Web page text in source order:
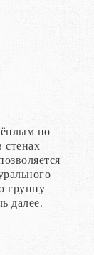
по
группу
далее.